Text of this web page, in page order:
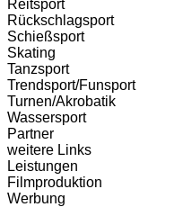
Reitsport
Rückschlagsport
Schießsport
Skating
Tanzsport
Trendsport/Funsport
Turnen/Akrobatik
Wassersport
Partner
weitere Links
Leistungen
Filmproduktion
Werbung